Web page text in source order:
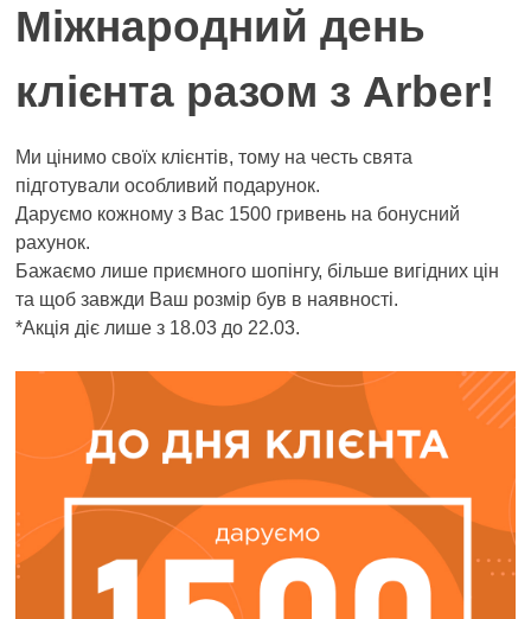
Міжнародний день
клієнта разом з Arber!
Ми цінимо своїх клієнтів, тому на честь свята
підготували особливий подарунок.
Даруємо кожному з Вас 1500 гривень на бонусний
рахунок.
Бажаємо лише приємного шопінгу, більше вигідних цін
та щоб завжди Ваш розмір був в наявності.
*Акція діє лише з 18.03 до 22.03.